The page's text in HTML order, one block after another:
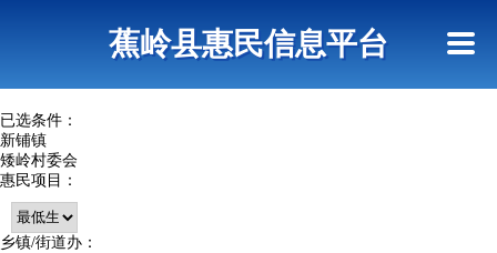
蕉岭县惠民信息平台
已选条件：
新铺镇
矮岭村委会
惠民项目：
乡镇/街道办：